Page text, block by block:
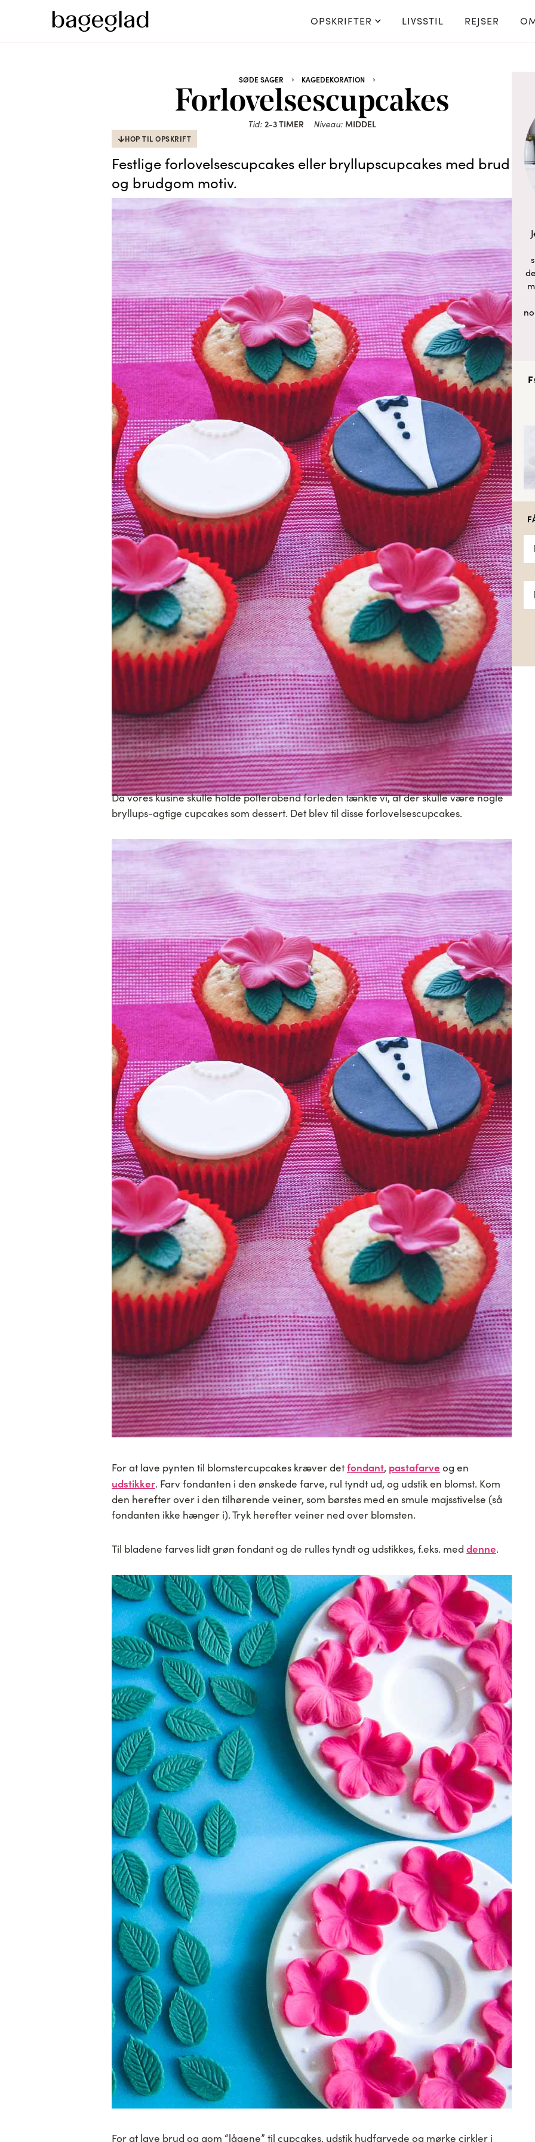
OPSKRIFTER LIVSSTIL REJSER
SØDE SAGER KAGEDEKORATION
Forlovelsescupcakes
Tid: 2-3 TIMER Niveau: MIDDEL
HOP TIL OPSKRIFT
Festlige forlovelsescupcakes eller bryllupscupcakes med brud
og brudgom motiv.
Da vores kusine skulle holde polterabend forleden tænkte vi, at der skulle være nogle
bryllups-agtige cupcakes som dessert. Det blev til disse forlovelsescupcakes.
For at lave pynten til blomstercupcakes kræver detfondant, pastafarve og en
udstikker. Farv fondanten i den ønskede farve, rul tyndt ud, og udstik en blomst. Kom
den herefter over i den tilhørende veiner, som børstes med en smule majsstivelse (så
fondanten ikke hænger i). Tryk herefter veiner ned over blomsten.
Til bladene farves lidt grøn fondant og de rulles tyndt og udstikkes, f.eks. med denne.
For at lave brud og gom “lågene” til cupcakes, udstik hudfarvede og mørke cirkler i